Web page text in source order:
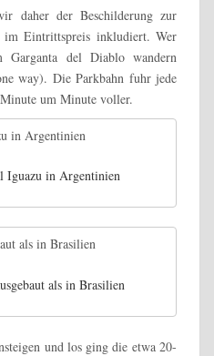
daher der Beschilderung zur
Eintrittspreis inkludiert. Wer
del Diablo wandern
way). Die Parkbahn fuhr jede
um Minute voller.
Iguazu in Argentinien
als in Brasilien
und los ging die etwa 20-